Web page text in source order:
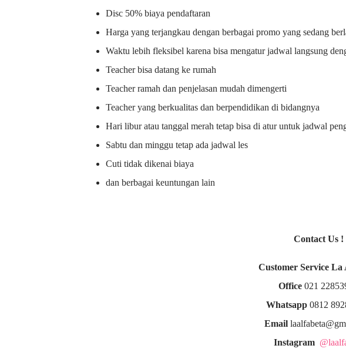
Disc 50% biaya pendaftaran
Harga yang terjangkau dengan berbagai promo yang sedang
Waktu lebih fleksibel karena bisa mengatur jadwal langsung
Teacher bisa datang ke rumah
Teacher ramah dan penjelasan mudah dimengerti
Teacher yang berkualitas dan berpendidikan di bidangnya
Hari libur atau tanggal merah tetap bisa di atur untuk jadwal
Sabtu dan minggu tetap ada jadwal les
Cuti tidak dikenai biaya
dan berbagai keuntungan lain
Contact Us !
Customer Service
Office 021
Whatsapp 0812
Email
Instagram